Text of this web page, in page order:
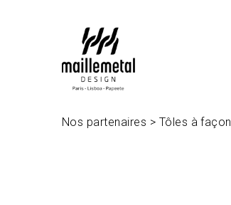
Nos partenaires > Tôles à façon